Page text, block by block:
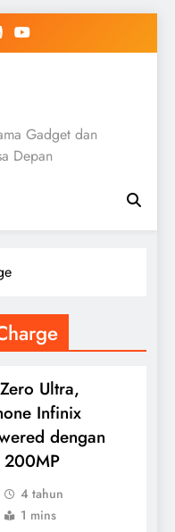
Gadget dan
Depan
Ultra,
Infinix
dengan
200MP
4 tahun
1 mins